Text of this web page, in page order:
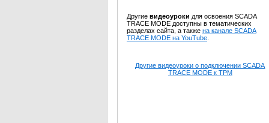
Другие видеоуроки для освоения SCADA
TRACE MODE доступны в тематических
разделах сайта, а также на канале SCADA
TRACE MODE на YouTube
Другие видеоуроки о подключении SCADA
TRACE MODE к ТРМ